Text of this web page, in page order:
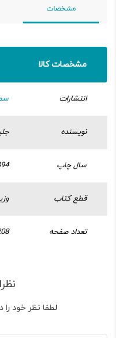
مشخصات
مشخصات کالا
انتشارات
نویسنده
سال چاپ
قطع کتاب
تعداد صفحه
لطفا نظر خود را